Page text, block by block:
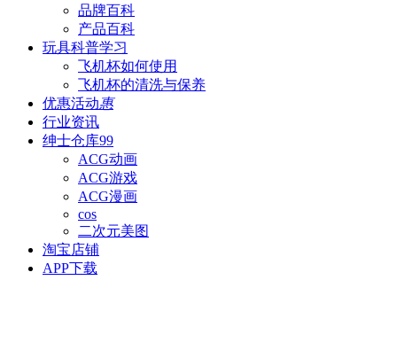
品牌百科
产品百科
玩具科普学习
飞机杯如何使用
飞机杯的清洗与保养
优惠活动惠
行业资讯
绅士仓库99
ACG动画
ACG游戏
ACG漫画
cos
二次元美图
淘宝店铺
APP下载